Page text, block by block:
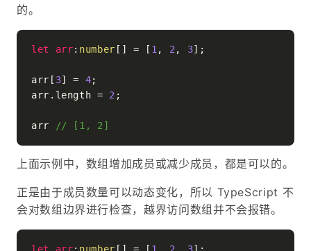
的。
let arr: number [] = [ 1 , 2 , 3];
arr[ 3] = 4;
arr. length = 2 ;
arr // [1, 2]
上面示例中，数组增加成员或减少成员，都是可以的。
正是由于成员数量可以动态变化，所以 TypeScript 不
会对数组边界进行检查，越界访问数组并不会报错。